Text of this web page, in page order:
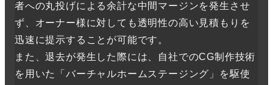
者への丸投げによる余計な中間マージンを発生させ
ず、オーナー様に対しても透明性の高い見積もりを
迅速に提示することが可能です。
また、退去が発生した際には、自社でのCG制作技術
を用いた「バーチャルホームステージング」を駆使